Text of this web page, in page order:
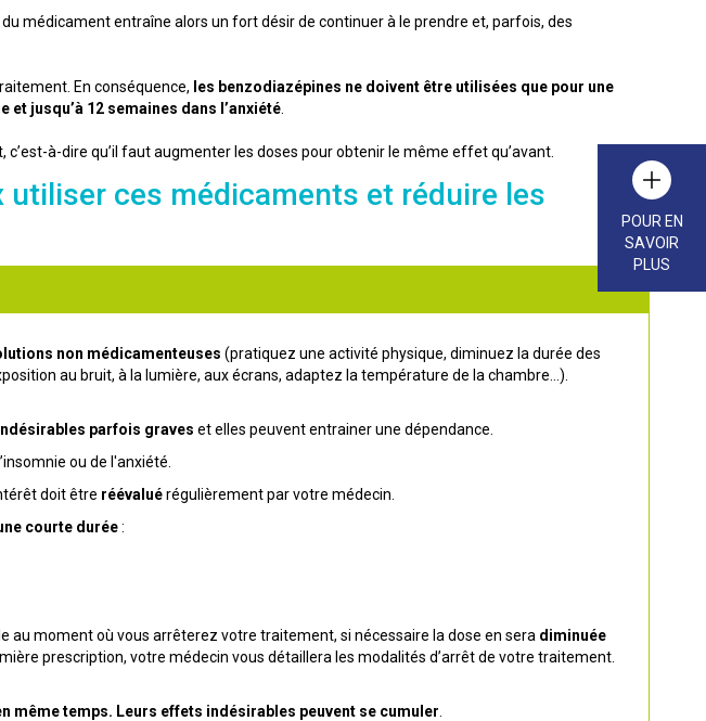
médicament entraîne alors un fort désir de continuer à le prendre et, parfois, des
En conséquence, les benzodiazépines ne doivent être utilisées que pour une
jusqu’à 12 semaines dans l’anxiété
à-dire qu’il faut augmenter les doses pour obtenir le même effet qu’avant.
ces médicaments et réduire les
non médicamenteuses (pratiquez une activité physique, diminuez la durée des
au bruit, à la lumière, aux écrans, adaptez la température de la chambre…).
parfois graves et elles peuvent entrainer une dépendance.
ou de l'anxiété.
doit être réévaluérégulièrement par votre médecin.
courte durée:
au moment où vous arrêterez votre traitement, si nécessaire la dose en sera diminuée
prescription, votre médecin vous détaillera les modalités d’arrêt de votre traitement.
même temps. Leurs effets indésirables peuvent se cumuler
POUR EN
SAVOIR
PLUS